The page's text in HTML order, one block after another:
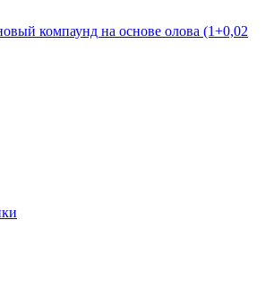
компаунд на основе олова (1+0,02